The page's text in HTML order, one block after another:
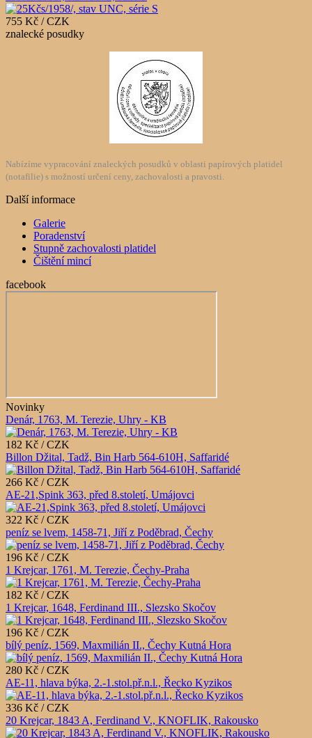
755 Kč / CZK
znalecké posudky
Nabízíme vypracování znaleckých posudků v oblasti papírových platidel
(notafilie) s možností určení ceny, zachovalosti a pravosti.
Další informace
Galerie
Poradenství
Stupně zachovalosti platidel
Čištění mincí
facebook
Novinky
Denár, 1763, M. Terezie, Uhry - KB
182 Kč / CZK
Billon Džital, Tadž, Bin Harb 564-610H, Saffaridé
266 Kč / CZK
AE-21,Spink 363, před 8.století, Umájovci
322 Kč / CZK
peníz se lvem, 1458-71, Jiří z Poděbrad, Čechy
196 Kč / CZK
1 Krejcar, 1761, M. Terezie, Čechy-Praha
182 Kč / CZK
1 Krejcar, 1648, Ferdinand III., Slezsko Skočov
196 Kč / CZK
bílý peníz, 1569, Maxmilián II., Čechy Kutná Hora
280 Kč / CZK
AE-11, hlava býka, 2.-1.stol.př.n.l., Řecko Kyzikos
336 Kč / CZK
20 Krejcar, 1843 A, Ferdinand V., KNOFLIK, Rakousko